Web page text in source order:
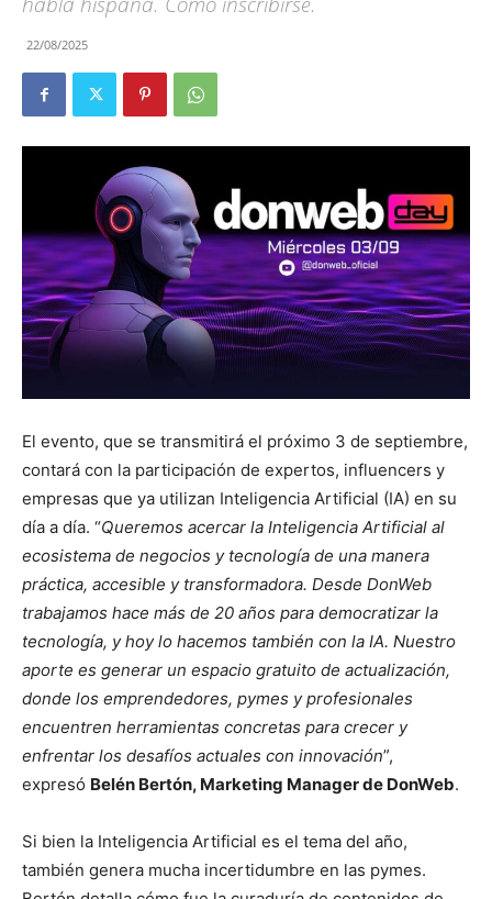
22/08/2025
El evento, que se transmitirá el próximo 3 de septiembre,
contará con la participación de expertos, influencers y
empresas que ya utilizan Inteligencia Artificial (IA) en su
día a día. “Queremos acercar la Inteligencia Artificial al
ecosistema de negocios y tecnología de una manera
práctica, accesible y transformadora. Desde DonWeb
trabajamos hace más de 20 años para democratizar la
tecnología, y hoy lo hacemos también con la IA. Nuestro
aporte es generar un espacio gratuito de actualización,
donde los emprendedores, pymes y profesionales
encuentren herramientas concretas para crecer y
enfrentar los desafíos actuales con innovación”,
expresó Belén Bertón, Marketing Manager de DonWeb.
Si bien la Inteligencia Artificial es el tema del año,
también genera mucha incertidumbre en las pymes.